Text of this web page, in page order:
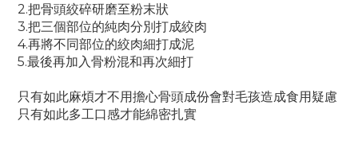
2.把骨頭絞碎研磨至粉末狀
3.把三個部位的純肉分別打成絞肉
4.再將不同部位的絞肉細打成泥
5.最後再加入骨粉混和再次細打
只有如此麻煩才不用擔心骨頭成份會對毛孩造成食用疑慮
只有如此多工口感才能綿密扎實